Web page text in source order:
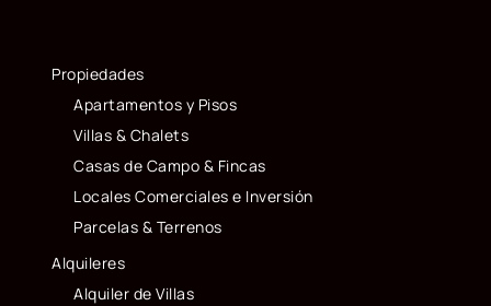
Propiedades
Apartamentos y Pisos
Villas & Chalets
Casas de Campo & Fincas
Locales Comerciales e Inversión
Parcelas & Terrenos
Alquileres
Alquiler de Villas